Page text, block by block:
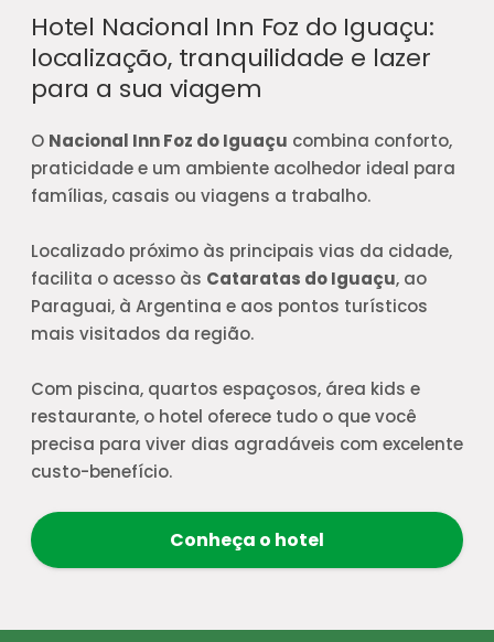
Hotel Nacional Inn Foz do Iguaçu:
localização, tranquilidade e lazer
para a sua viagem
O Nacional Inn Foz do Iguaçu combina conforto,
praticidade e um ambiente acolhedor ideal para
famílias, casais ou viagens a trabalho.
Localizado próximo às principais vias da cidade,
facilita o acesso às Cataratas do Iguaçu, ao
Paraguai, à Argentina e aos pontos turísticos
mais visitados da região.
Com piscina, quartos espaçosos, área kids e
restaurante, o hotel oferece tudo o que você
precisa para viver dias agradáveis com excelente
custo-benefício.
Conheça o hotel